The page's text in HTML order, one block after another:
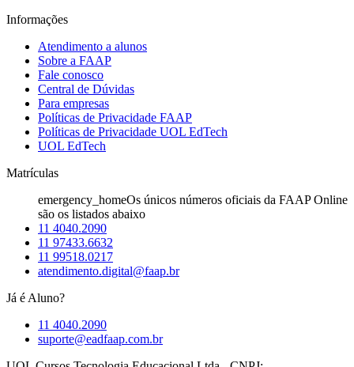
Informações
Atendimento a alunos
Sobre a FAAP
Fale conosco
Central de Dúvidas
Para empresas
Políticas de Privacidade FAAP
Políticas de Privacidade UOL EdTech
UOL EdTech
Matrículas
emergency_homeOs únicos números oficiais da FAAP Online
são os listados abaixo
11 4040.2090
11 97433.6632
11 99518.0217
atendimento.digital@faap.br
Já é Aluno?
11 4040.2090
suporte@eadfaap.com.br